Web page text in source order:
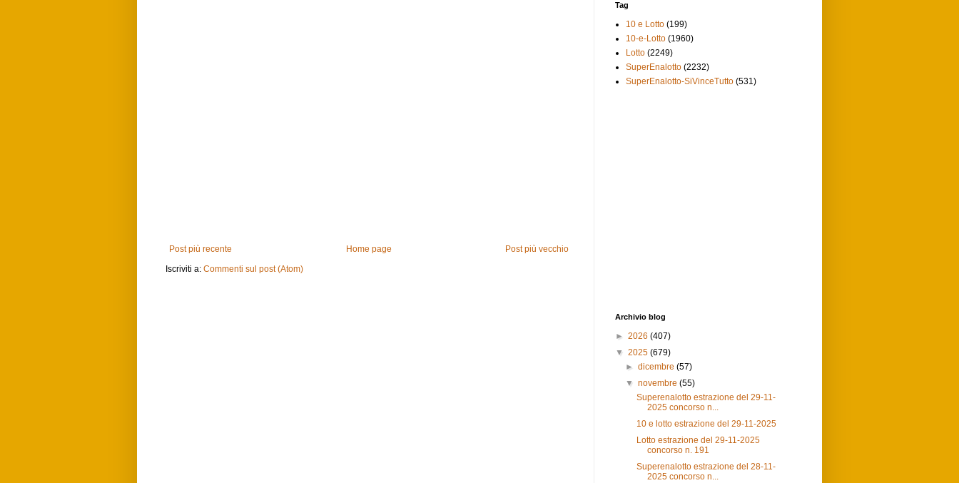
Post più recente Post più vecchio
Home page
Iscriviti a: Commenti sul post (Atom)
Tag
10 e Lotto (199)
10-e-Lotto (1960)
Lotto (2249)
SuperEnalotto (2232)
SuperEnalotto-SiVinceTutto (531)
Archivio blog
► 2026 (407)
▼ 2025 (679)
►dicembre(57)
▼novembre(55)
Superenalotto estrazione del 29-11-
2025 concorso n...
10 e lotto estrazione del 29-11-2025
Lotto estrazione del 29-11-2025
concorso n. 191
Superenalotto estrazione del 28-11-
2025 concorso n...